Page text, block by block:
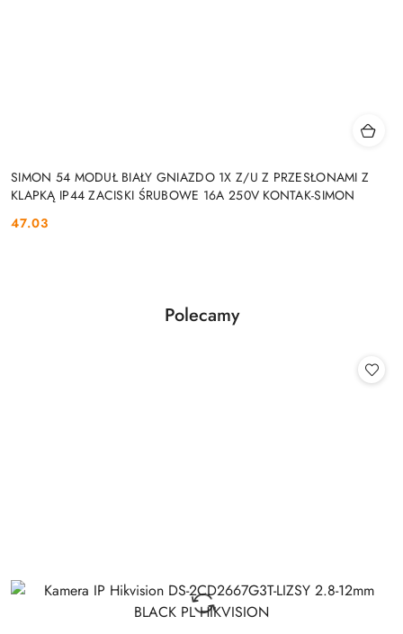
SIMON 54 MODUŁ BIAŁY GNIAZDO 1X Z/U Z PRZESŁONAMI Z
KLAPKĄ IP44 ZACISKI ŚRUBOWE 16A 250V KONTAK-SIMON
Cena:
47.03
Pomiń karuzelę produktów
Produkty
Polecamy